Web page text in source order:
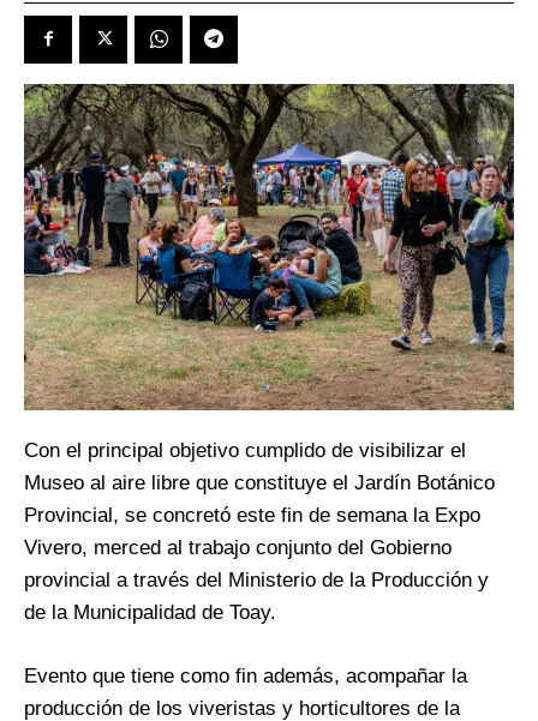
Con el principal objetivo cumplido de visibilizar el
Museo al aire libre que constituye el Jardín Botánico
Provincial, se concretó este fin de semana la Expo
Vivero, merced al trabajo conjunto del Gobierno
provincial a través del Ministerio de la Producción y
de la Municipalidad de Toay.
Evento que tiene como fin además, acompañar la
producción de los viveristas y horticultores de la